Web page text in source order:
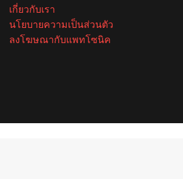
เกี่ยวกับเรา
นโยบายความเป็นส่วนตัว
ลงโฆษณากับแพทโซนิค